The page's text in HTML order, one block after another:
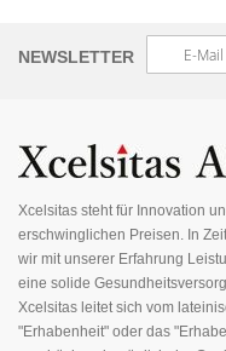
NEWSLETTER
Melden
Sie
unseren
Newsletter
Xcelsitas steht für Innovation
erschwinglichen Preisen. In
wir mit unserer Erfahrung
eine solide
Xcelsitas leitet sich vom
"Erhabenheit" oder das